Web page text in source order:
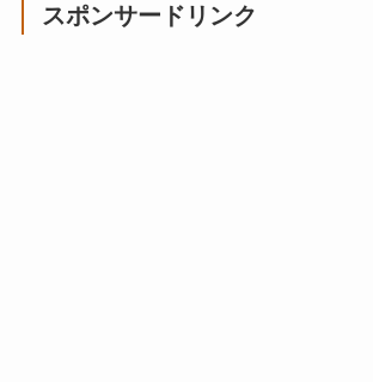
スポンサードリンク